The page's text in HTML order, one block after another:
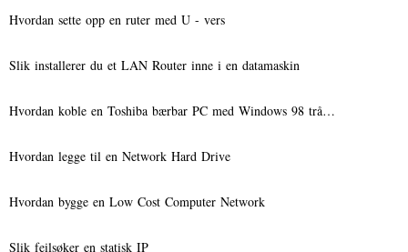
Hvordan sette opp en ruter med U - vers
Slik installerer du et LAN Router inne i en datamaskin
Hvordan koble en Toshiba bærbar PC med Windows 98 trå…
Hvordan legge til en Network Hard Drive
Hvordan bygge en Low Cost Computer Network
Slik feilsøker en statisk IP